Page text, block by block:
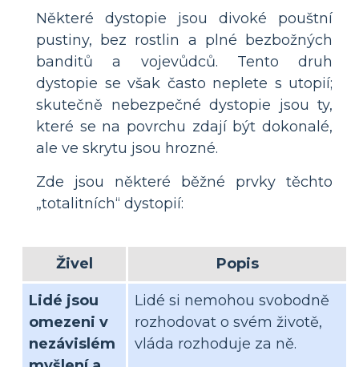
Některé dystopie jsou divoké pouštní
pustiny, bez rostlin a plné bezbožných
banditů a vojevůdců. Tento druh
dystopie se však často neplete s utopií;
skutečně nebezpečné dystopie jsou ty,
které se na povrchu zdají být dokonalé,
ale ve skrytu jsou hrozné.
Zde jsou některé běžné prvky těchto
„totalitních“ dystopií:
Živel Popis
Lidé jsou
omezeni v
nezávislém
Lidé si nemohou svobodně
rozhodovat o svém životě,
vláda rozhoduje za ně.